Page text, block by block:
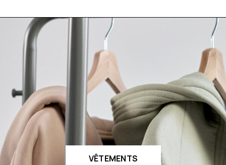
VÊTEMENTS